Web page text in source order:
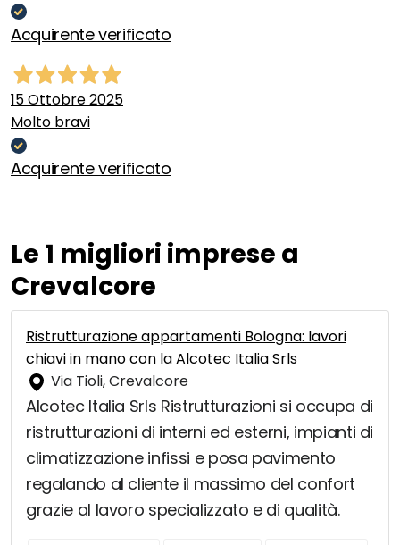
Acquirente verificato
15 Ottobre 2025
Molto bravi
Acquirente verificato
Le 1 migliori imprese a
Crevalcore
Ristrutturazione appartamenti Bologna: lavori
chiavi in mano con la Alcotec Italia Srls
Via Tioli, Crevalcore
Alcotec Italia Srls Ristrutturazioni si occupa di
ristrutturazioni di interni ed esterni, impianti di
climatizzazione infissi e posa pavimento
regalando al cliente il massimo del confort
grazie al lavoro specializzato e di qualità.